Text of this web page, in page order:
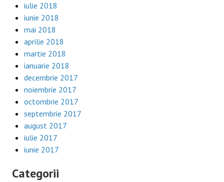
iulie 2018
iunie 2018
mai 2018
aprilie 2018
martie 2018
ianuarie 2018
decembrie 2017
noiembrie 2017
octombrie 2017
septembrie 2017
august 2017
iulie 2017
iunie 2017
Categorii